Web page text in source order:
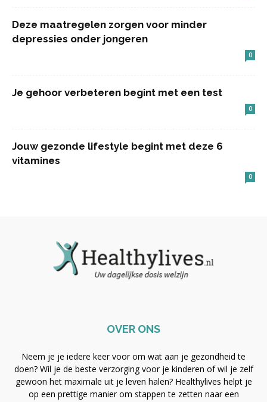
Deze maatregelen zorgen voor minder
depressies onder jongeren
0
Je gehoor verbeteren begint met een test
0
Jouw gezonde lifestyle begint met deze 6
vitamines
0
OVER ONS
Neem je je iedere keer voor om wat aan je gezondheid te
doen? Wil je de beste verzorging voor je kinderen of wil je zelf
gewoon het maximale uit je leven halen? Healthylives helpt je
op een prettige manier om stappen te zetten naar een